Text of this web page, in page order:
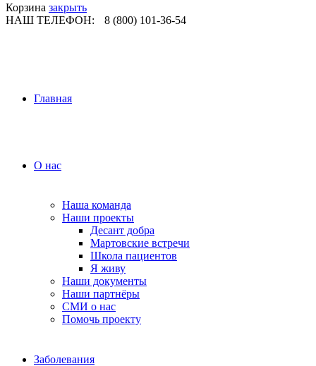
Корзина закрыть
НАШ ТЕЛЕФОН:
8 (800) 101-36-54
Главная
О нас
Наша команда
Наши проекты
Десант добра
Мартовские встречи
Школа пациентов
Я живу
Наши документы
Наши партнёры
СМИ о нас
Помочь проекту
Заболевания